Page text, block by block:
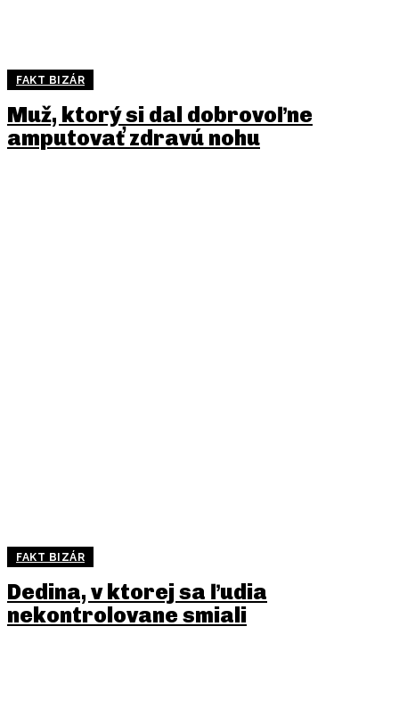
FAKT BIZÁR
Muž, ktorý si dal dobrovoľne
amputovať zdravú nohu
FAKT BIZÁR
Dedina, v ktorej sa ľudia
nekontrolovane smiali